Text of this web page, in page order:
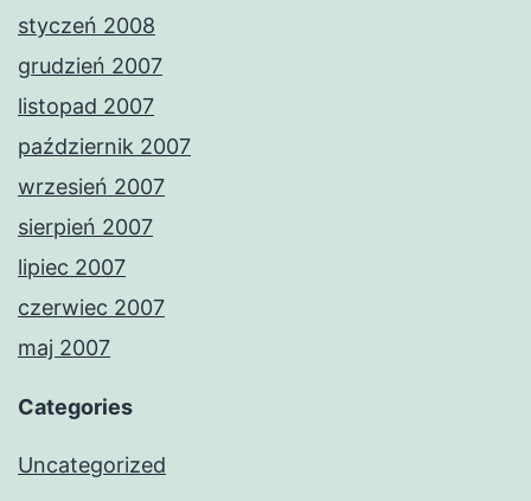
styczeń 2008
grudzień 2007
listopad 2007
październik 2007
wrzesień 2007
sierpień 2007
lipiec 2007
czerwiec 2007
maj 2007
Categories
Uncategorized